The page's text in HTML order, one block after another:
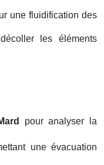
une fluidification des
les éléments
pour analyser la
une évacuation